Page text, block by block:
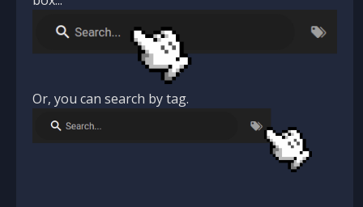
Or, you can search by tag.